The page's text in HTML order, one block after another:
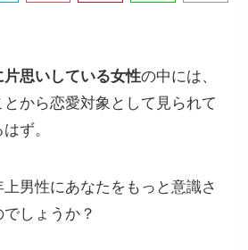
片思いしている女性の中には、
から恋愛対象として見られて
ず。
男性にあなたをもっと意識さ
しょうか？